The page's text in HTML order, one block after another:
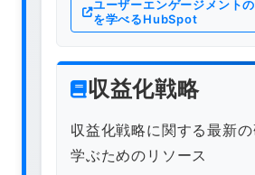
ユーザーエンゲージメント
を学べるHubSpot
収益化戦略
収益化戦略に関する最新
学ぶためのリソース